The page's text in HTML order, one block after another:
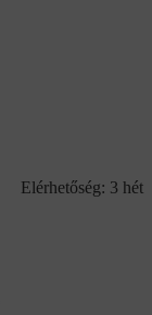
Elérhetőség: 3 hét